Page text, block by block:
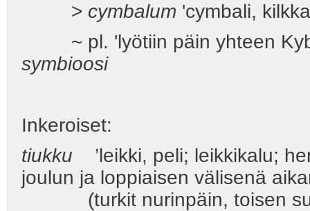
> cymbalum 'cymbali,
~ pl. 'lyötiin päin yhteen
symbioosi
Inkeroiset:
tiukku ’leikki, peli; leikkikalu;
joulun ja loppiaisen välisenä
(turkit nurinpäin, toisen